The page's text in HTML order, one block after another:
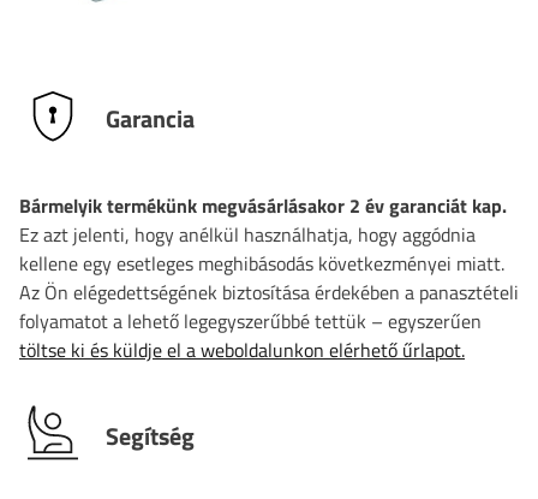
Garancia
Bármelyik termékünk megvásárlásakor 2 év garanciát kap.
Ez azt jelenti, hogy anélkül használhatja, hogy aggódnia
kellene egy esetleges meghibásodás következményei miatt.
Az Ön elégedettségének biztosítása érdekében a panasztételi
folyamatot a lehető legegyszerűbbé tettük – egyszerűen
töltse ki és küldje el a weboldalunkon elérhető űrlapot.
Segítség